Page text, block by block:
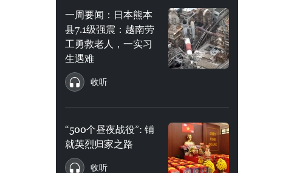
一周要闻：日本熊本
县7.1级强震：越南劳
工勇救老人，一实习
生遇难
收听
“500个昼夜战役”: 铺
就英烈归家之路
收听